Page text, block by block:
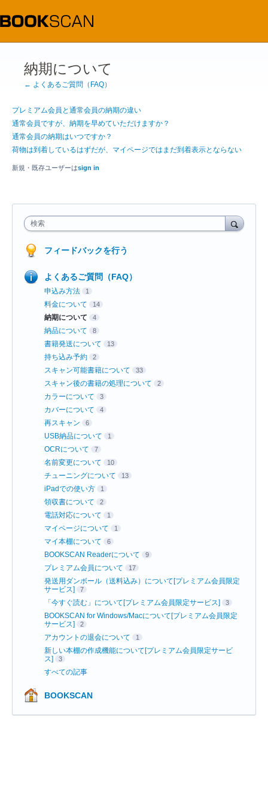
納期について
← よくあるご質問（FAQ）
プレミアム会員と通常会員の納期の違い
通常会員ですが、納期を早めていただけますか？
通常会員の納期はいつですか？
荷物は到着しているはずだが、マイページではまだ到着表示とならない
新規・既存ユーザーはsign in
検索
フィードバックを行う
よくあるご質問（FAQ）
申込み方法 1
料金について 14
納期について 4
納品について 8
書籍発送について 13
持ち込み予約 2
スキャン可能書籍について 33
スキャン後の書籍の処理について 2
カラーについて 3
カバーについて 4
再スキャン 6
USB納品について 1
OCRについて 7
名前変更について 10
チューニングについて 13
iPadでの使い方 1
領収書について 2
電話対応について 1
マイページについて 1
マイ本棚について 6
BOOKSCAN Readerについて 9
プレミアム会員について 17
発送用ダンボール（送料込み）について[プレミアム会員限定
サービス]
7
「今すぐ読む」について[プレミアム会員限定サービス] 3
BOOKSCAN for Windows/Macについて[プレミアム会員限定
サービス]
2
アカウントの退会について 1
新しい本棚の作成機能について[プレミアム会員限定サービ
ス]
3
すべての記事
BOOKSCAN